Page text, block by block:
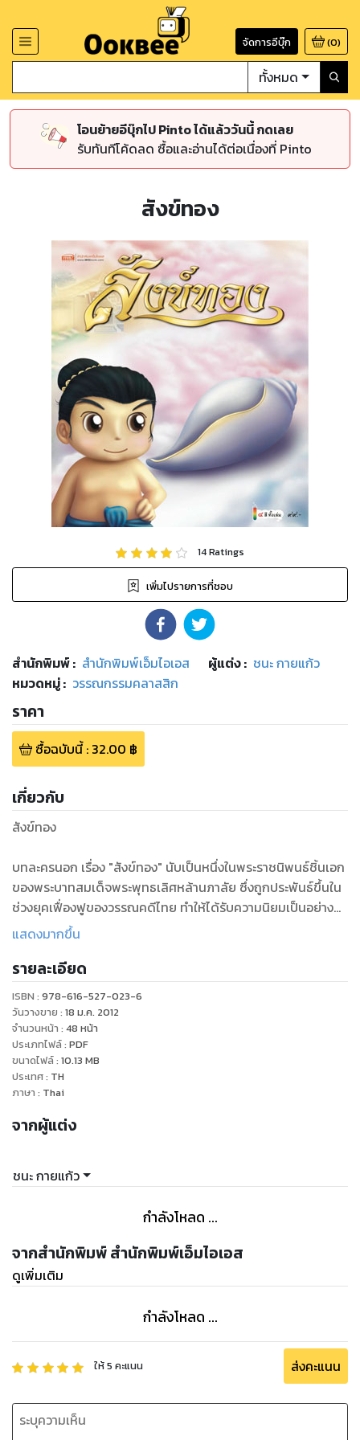
จัดการอีบุ๊ก (0)
ทั้งหมด
โอนย้ายอีบุ๊กไป Pinto ได้แล้ววันนี้ กดเลย
รับทันทีโค้ดลด ซื้อและอ่านได้ต่อเนื่องที่ Pinto
สังข์ทอง
14Ratings
เพิ่มไปรายการที่ชอบ
สำนักพิมพ์: สำนักพิมพ์เอ็มไอเอส ผู้แต่ง : ชนะ กายแก้ว
หมวดหมู่: วรรณกรรมคลาสสิก
ราคา
ซื้อฉบับนี้: 32.00 ฿
เกี่ยวกับ
สังข์ทอง
บทละครนอก เรื่อง "สังข์ทอง" นับเป็นหนึ่งในพระราชนิพนธ์ชิ้นเอก
ของพระบาทสมเด็จพระพุทธเลิศหล้านภาลัย ซึ่งถูกประพันธ์ขึ้นใน
ช่วงยุคเฟื่องฟูของวรรณคดีไทย ทำให้ได้รับความนิยมเป็นอย่าง
มากตั้งแต่อดีตจนถึงปัจจุบัน
สำนักพิมพ์เอ็มไอเอส จึงได้ร่วมถ่ายทอดเรื่องราวของสังข์ทองออก
มาเป็นรูปแบบนิทานสำหรับเด็กที่สนุกสนานครบทุกรส ทั้งบทรัก
บทโศก ตลกขบขัน และยังแฝงไปด้วยข้อคิดที่คมคาย โดยมุ่งหวัง
เป็นอย่างยิ่งว่าจะเป็นทางหนึ่ง ในการช่วยอนุรักษ์วรรณคดีไทยให้
คงอยู่สืบไปตราบนานเท่านาน
แสดงมากขึ้น
รายละเอียด
ISBN : 978-616-527-023-6
วันวางขาย : 18 ม.ค. 2012
จำนวนหน้า : 48 หน้า
ประเภทไฟล์: PDF
ขนาดไฟล์: 10.13 MB
ประเทศ: TH
ภาษา : Thai
จากผู้แต่ง
ชนะ กายแก้ว
กำลังโหลด ...
จากสำนักพิมพ์ สำนักพิมพ์เอ็มไอเอส
ดูเพิ่มเติม
กำลังโหลด ...
ให้5 คะแนน ส่งคะแนน